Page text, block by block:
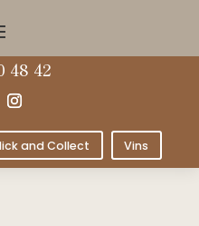
48 42
and Collect Vins